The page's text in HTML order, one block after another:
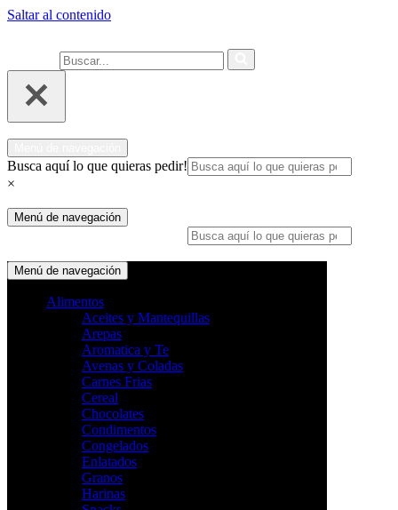
Saltar al contenido
Busca aquí lo que quieras pedir!
×
Menú de navegación
Menú de navegación
Alimentos
Aceites y Mantequillas
Arepas
Aromatica y Te
Avenas y Coladas
Carnes Frias
Cereal
Chocolates
Condimentos
Congelados
Enlatados
Granos
Harinas
Ahora compra fácil y rápido por